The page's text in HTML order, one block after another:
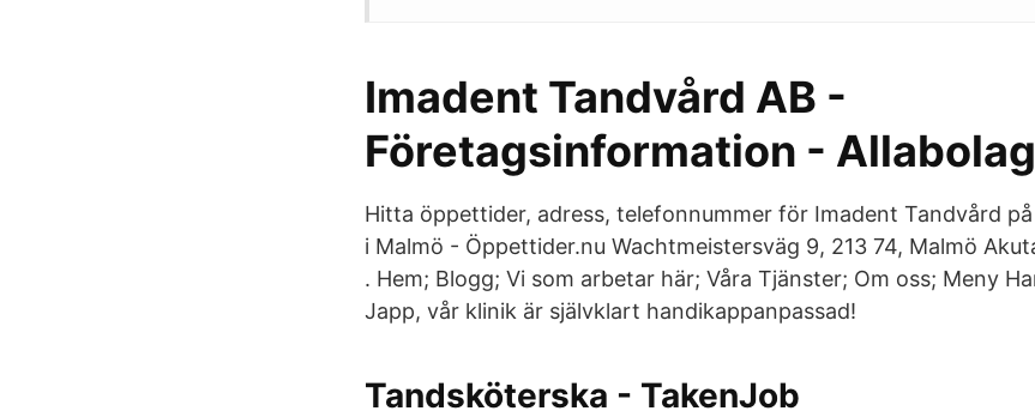
Imadent Tandvård AB -
Företagsinformation - Allabolag
Hitta öppettider, adress, telefonnummer för Imadent Tandvård
i Malmö - Öppettider.nu Wachtmeistersväg 9, 213 74, Malmö
. Hem; Blogg; Vi som arbetar här; Våra Tjänster; Om oss; Meny
Japp, vår klinik är självklart handikappanpassad!
Tandsköterska - TakenJob